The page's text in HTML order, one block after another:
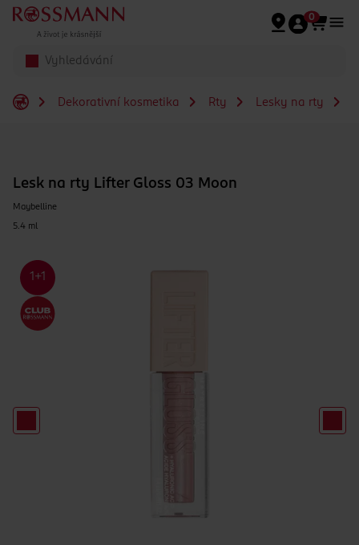
Přeskočit na hlavmní obsah
0
Dekorativní kosmetika Rty Lesky na rty
Lesk na rty Lifter Gloss 03 Moon
Maybelline
5.4 ml